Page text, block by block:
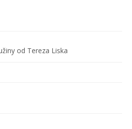
od Tereza Liska